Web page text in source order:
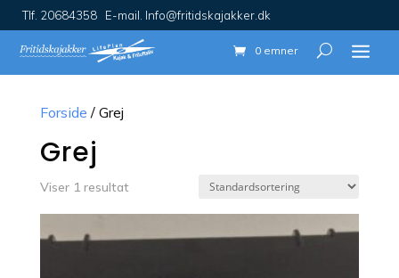
Tlf. 20684358 E-mail. Info@fritidskajakker.dk
0 emner
Forside / Grej
Grej
Viser 1 resultat